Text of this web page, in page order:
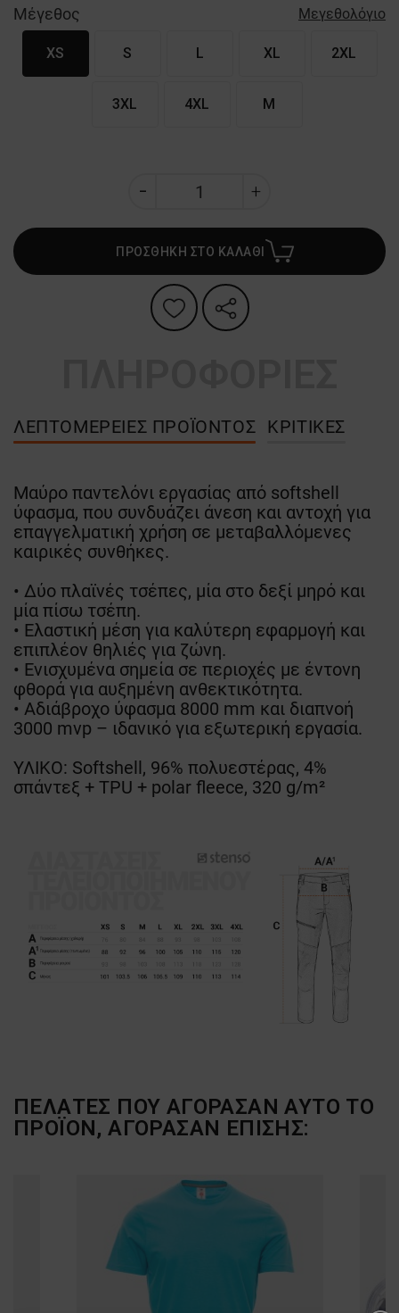
Μέγεθος Μεγεθολόγιο
XS S L XL 2XL
3XL 4XL M
ΠΡΟΣΘΗΚΗ ΣΤΟ ΚΑΛΑΘΙ
ΛΕΠΤΟΜΈΡΕΙΕΣ ΠΡΟΪΌΝΤΟΣ ΚΡΙΤΙΚΈΣ
Μαύρο παντελόνι εργασίας από softshell
ύφασμα, που συνδυάζει άνεση και αντοχή για
επαγγελματική χρήση σε μεταβαλλόμενες
καιρικές συνθήκες.
• Δύο πλαϊνές τσέπες, μία στο δεξί μηρό και
μία πίσω τσέπη.
• Ελαστική μέση για καλύτερη εφαρμογή και
επιπλέον θηλιές για ζώνη.
• Ενισχυμένα σημεία σε περιοχές με έντονη
φθορά για αυξημένη ανθεκτικότητα.
• Αδιάβροχο ύφασμα 8000 mm και διαπνοή
3000 mvp – ιδανικό για εξωτερική εργασία.
ΥΛΙΚΟ: Softshell, 96% πολυεστέρας, 4%
σπάντεξ + TPU + polar fleece, 320 g/m²
ΠΕΛΆΤΕΣ ΠΟΥ ΑΓΌΡΑΣΑΝ ΑΥΤΌ ΤΟ
ΠΡΟΪΌΝ, ΑΓΌΡΑΣΑΝ ΕΠΊΣΗΣ: